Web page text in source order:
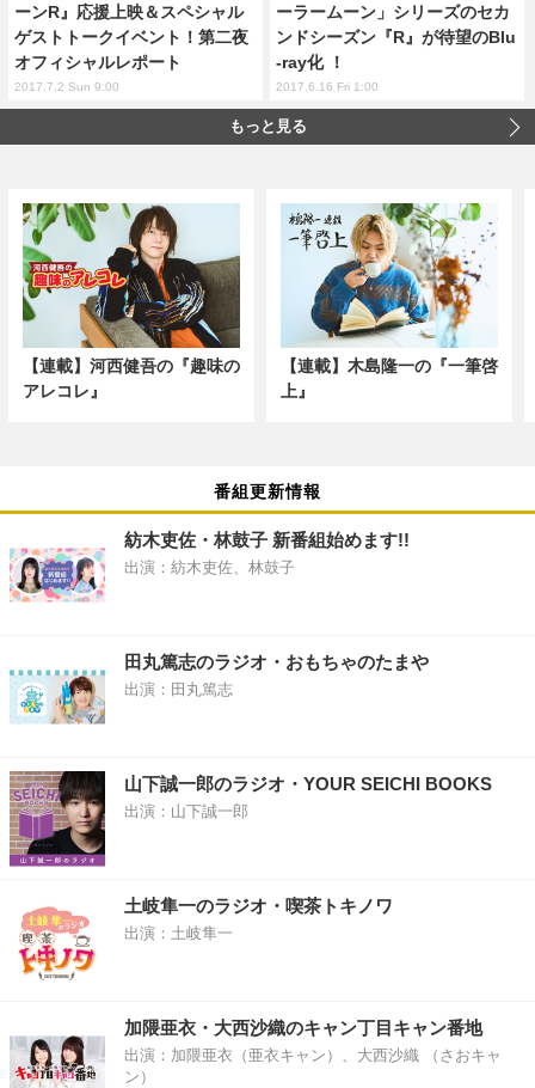
ーンR』応援上映＆スペシャル
ゲストトークイベント！第二夜
オフィシャルレポート
2017.7.2 Sun 9:00
ーラームーン」シリーズのセカ
ンドシーズン『R』が待望のBlu
-ray化 ！
2017.6.16 Fri 1:00
もっと見る
【連載】河西健吾の『趣味の
アレコレ』
【連載】木島隆一の『一筆啓
上』
番組更新情報
紡木吏佐・林鼓子 新番組始めます!!
出演：紡木吏佐、林鼓子
田丸篤志のラジオ・おもちゃのたまや
出演：田丸篤志
山下誠一郎のラジオ・YOUR SEICHI BOOKS
出演：山下誠一郎
土岐隼一のラジオ・喫茶トキノワ
出演：土岐隼一
加隈亜衣・大西沙織のキャン丁目キャン番地
出演：加隈亜衣（亜衣キャン）、大西沙織 （さおキャ
ン）